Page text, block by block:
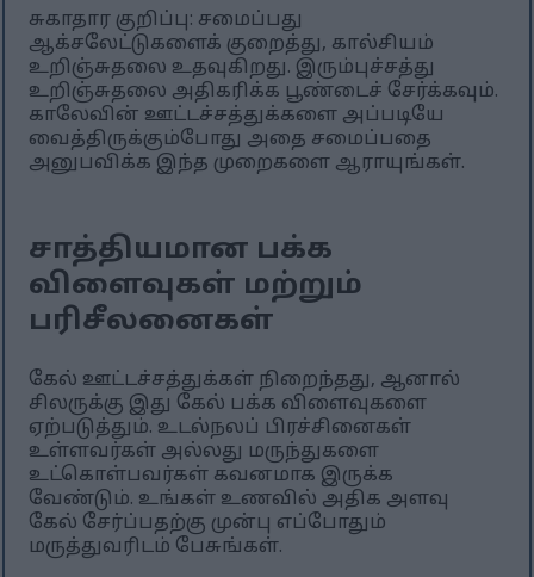
சுகாதார குறிப்பு: சமைப்பது
ஆக்சலேட்டுகளைக் குறைத்து, கால்சியம்
உறிஞ்சுதலை உதவுகிறது. இரும்புச்சத்து
உறிஞ்சுதலை அதிகரிக்க பூண்டைச் சேர்க்கவும்.
காலேவின் ஊட்டச்சத்துக்களை அப்படியே
வைத்திருக்கும்போது அதை சமைப்பதை
அனுபவிக்க இந்த முறைகளை ஆராயுங்கள்.
சாத்தியமான பக்க
விளைவுகள் மற்றும்
பரிசீலனைகள்
கேல் ஊட்டச்சத்துக்கள் நிறைந்தது, ஆனால்
சிலருக்கு இது கேல் பக்க விளைவுகளை
ஏற்படுத்தும். உடல்நலப் பிரச்சினைகள்
உள்ளவர்கள் அல்லது மருந்துகளை
உட்கொள்பவர்கள் கவனமாக இருக்க
வேண்டும். உங்கள் உணவில் அதிக அளவு
கேல் சேர்ப்பதற்கு முன்பு எப்போதும்
மருத்துவரிடம் பேசுங்கள்.